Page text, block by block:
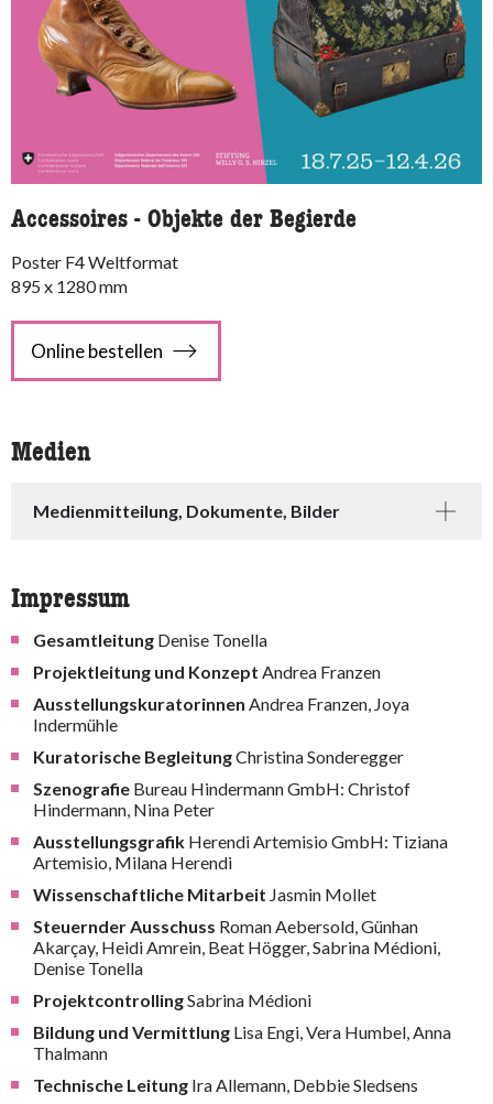
Accessoires - Objekte der Begierde
Poster F4 Weltformat
895 x 1280 mm
Online bestellen
Medien
Medienmitteilung, Dokumente, Bilder
Impressum
Gesamtleitung Denise Tonella
Projektleitung und Konzept Andrea Franzen
Ausstellungskuratorinnen Andrea Franzen, Joya
Indermühle
Kuratorische BegleitungChristina Sonderegger
Szenografie Bureau Hindermann GmbH: Christof
Hindermann, Nina Peter
Ausstellungsgrafik Herendi Artemisio GmbH: Tiziana
Artemisio, Milana Herendi
Wissenschaftliche Mitarbeit Jasmin Mollet
Steuernder Ausschuss Roman Aebersold, Günhan
Akarçay, Heidi Amrein, Beat Högger, Sabrina Médioni,
Denise Tonella
ProjektcontrollingSabrina Médioni
Bildung und Vermittlung Lisa Engi, Vera Humbel, Anna
Thalmann
Technische Leitung Ira Allemann, Debbie Sledsens